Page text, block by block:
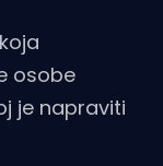
osobe
je napraviti